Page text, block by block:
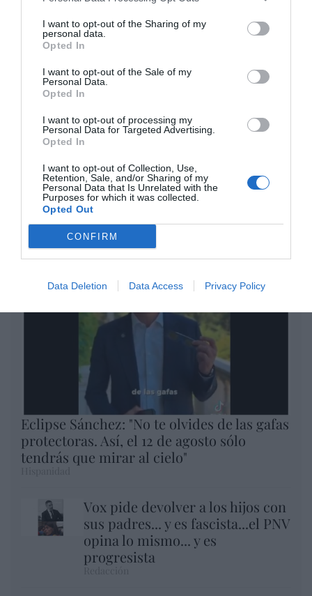
I want to opt-out of the Sharing of my
personal data.
Opted In
I want to opt-out of the Sale of my
Personal Data.
Opted In
I want to opt-out of processing my
Personal Data for Targeted Advertising.
Opted In
I want to opt-out of Collection, Use,
Retention, Sale, and/or Sharing of my
Personal Data that Is Unrelated with the
Purposes for which it was collected.
Opted Out
CONFIRM
Data Deletion Data Access Privacy Policy
Nokia, Ericsson... Huawei: lo que importan
son las patentes
Eulogio López
Isabel Pantoja pierde dos pleitos
con Hacienda por 700.000
Eulogio López
miércoles en los 20.057 puntos,
un nuevo récord
Eulogio López
Argumentos
Eclipse Sánchez: "No te olvides de las gafas
protectoras. Así, el 12 de agosto sólo
tendrás que mirar al cielo"
Vox pide devolver a los hijos con
sus padres... y es fascista...el PNV
opina lo mismo... y es
progresista